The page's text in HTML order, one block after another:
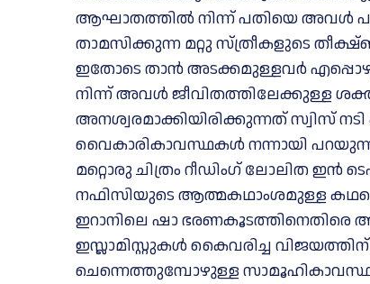
ആഘാതത്തിൽ നിന്ന് പതിയെ അവൾ
താമസിക്കുന്ന മറ്റു സ്ത്രീകളുടെ
ഇതോടെ താൻ അടക്കമുള്ളവർ
നിന്ന് അവൾ ജീവിതത്തിലേക്കുള്ള
അനശ്വരമാക്കിയിരിക്കുന്നത് സ്വിസ്
വൈകാരികാവസ്ഥകൾ നന്നായി
മറ്റൊരു ചിത്രം റീഡിംഗ് ലോലിത
നഫിസിയുടെ ആത്മകഥാംശമുള്ള കഥയെ
ഇറാനിലെ ഷാ
ഇസ്ലാമിസ്റ്റുകൾ കൈവരിച്ച
ചെന്നെത്തുമ്പോഴുള്ള